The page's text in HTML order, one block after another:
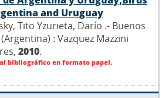
and Uruguay
Tito Yzurieta, Darío .- Buenos
: Vazquez Mazzini
2010.
bibliográfico en formato papel.